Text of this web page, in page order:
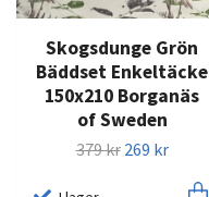
Skogsdunge Grön
Bäddset Enkeltäcke
150x210 Borganäs
of Sweden
379 kr 269 kr